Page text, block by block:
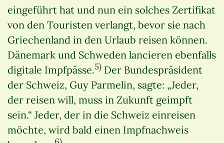
eingeführt hat und nun ein solches Zertifikat
von den Touristen verlangt, bevor sie nach
Griechenland in den Urlaub reisen können.
Dänemark und Schweden lancieren ebenfalls
digitale Impfpässe.5) Der Bundespräsident
der Schweiz, Guy Parmelin, sagte: „Jeder,
der reisen will, muss in Zukunft geimpft
sein.“ Jeder, der in die Schweiz einreisen
möchte, wird bald einen Impfnachweis